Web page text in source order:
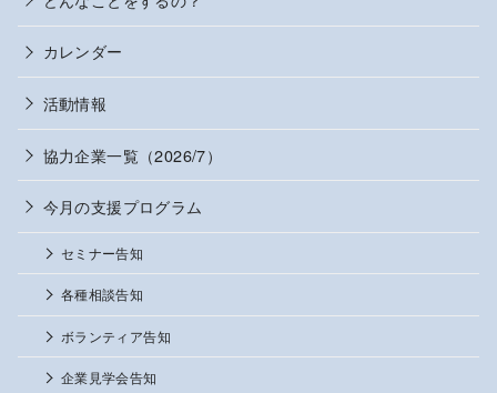
カレンダー
活動情報
協力企業一覧（2026/7）
今月の支援プログラム
セミナー告知
各種相談告知
ボランティア告知
企業見学会告知